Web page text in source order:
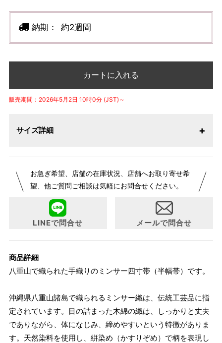
納期： 約2週間
カートに入れる
販売期間：2026年5月2日 10時0分 (JST)～
サイズ詳細
お急ぎ希望、店舗の在庫状況、店舗へお取り寄せ希
望、他ご質問ご相談は気軽にお問合せください。
LINEで問合せ メールで問合せ
商品詳細
八重山で織られた手織りのミンサー四寸帯（半幅帯）です。
沖縄県八重山諸島で織られるミンサー織は、伝統工芸品に指
定されています。目の詰まった木綿の織は、しっかりと丈夫
でありながら、体になじみ、締めやすいという特徴がありま
す。天然染料を使用し、絣染め（かすりぞめ）で柄を表現し